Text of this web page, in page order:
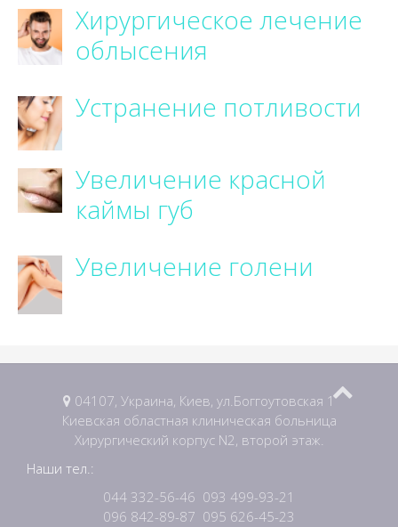
Хирургическое лечение
облысения
Устранение потливости
Увеличение красной
каймы губ
Увеличение голени
04107, Украина, Киев, ул.Боггоутовская 1
Киевская областная клиническая больница
Хирургический корпус N2, второй этаж.
Наши тел.:
044 332-56-46 093 499-93-21
096 842-89-87 095 626-45-23